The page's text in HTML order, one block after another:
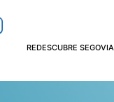
REDESCUBRE SEGOVIA